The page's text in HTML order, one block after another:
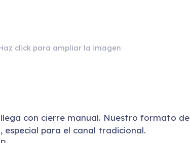
click para ampliar la imagen
con cierre manual. Nuestro formato de
especial para el canal tradicional.